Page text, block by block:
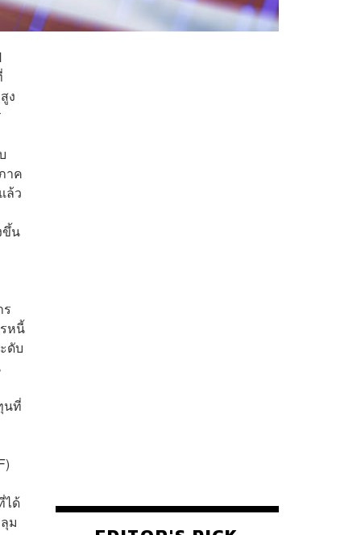
ง
าค
ล้ว
ขึ้น
หนี้
ดับ
นที่
ได้
ม